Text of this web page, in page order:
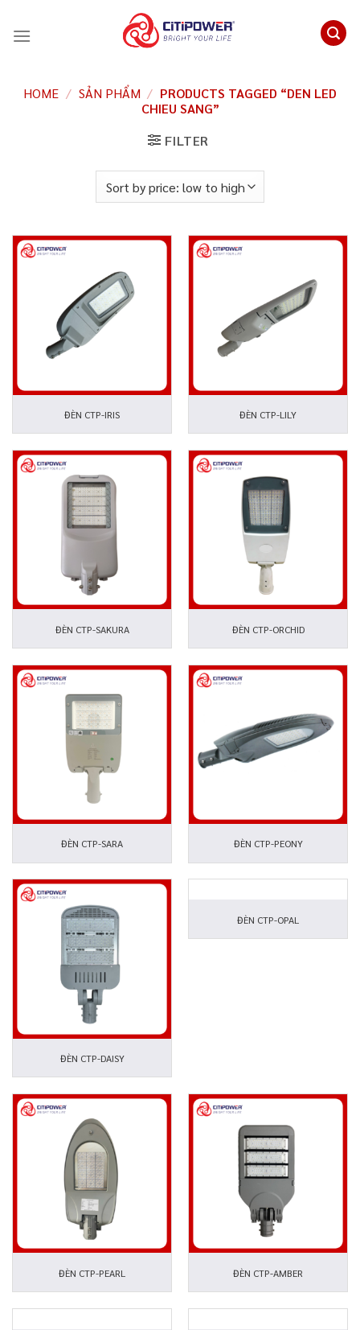
đến
HOME / SẢN PHẨM / PRODUCTS TAGGED “DEN LED
CHIEU SANG”
FILTER
ĐÈN CTP-IRIS ĐÈN CTP-LILY
ĐÈN CTP-SAKURA ĐÈN CTP-ORCHID
ĐÈN CTP-SARA ĐÈN CTP-PEONY
ĐÈN CTP-DAISY
ĐÈN CTP-OPAL
ĐÈN CTP-PEARL ĐÈN CTP-AMBER